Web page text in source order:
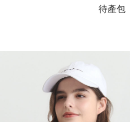
按摩束腹帶